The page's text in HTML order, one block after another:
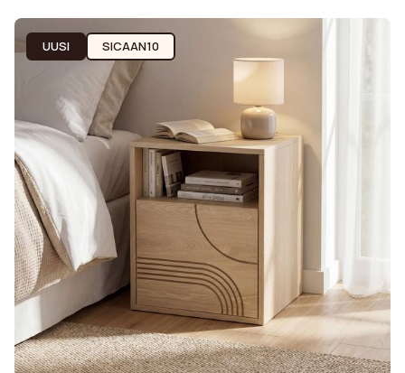
UUSI SICAAN10